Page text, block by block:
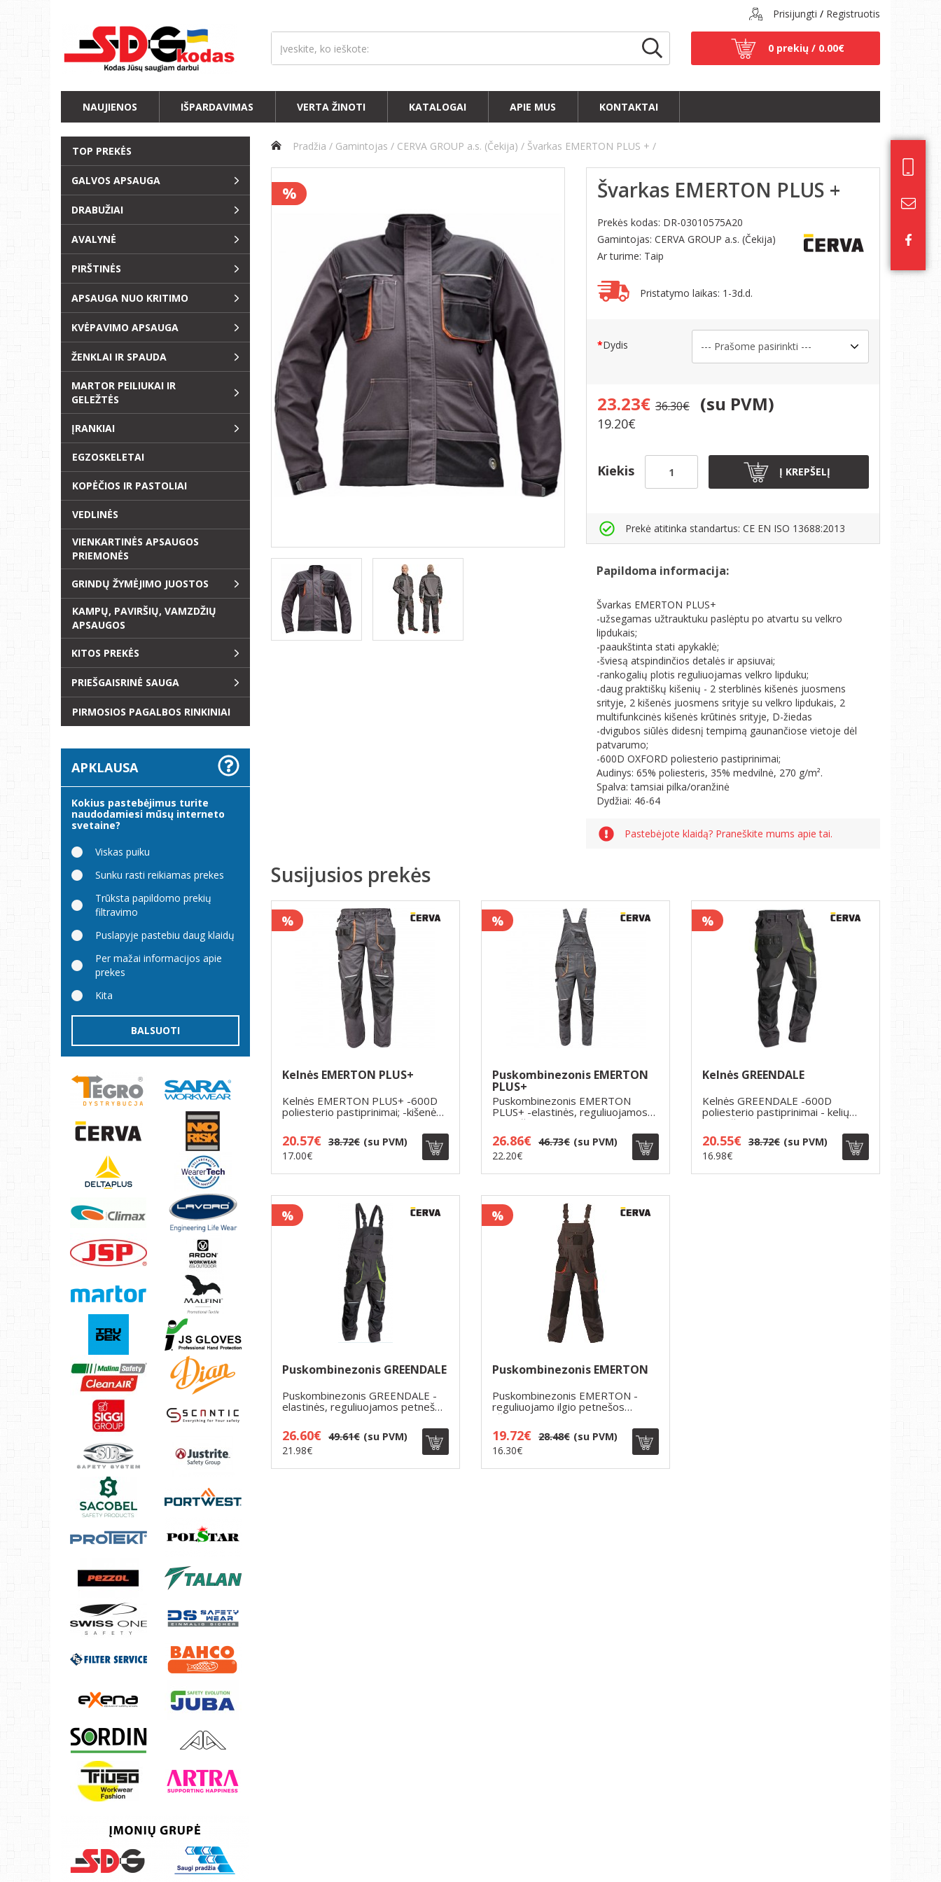
Prisijungti / Registruotis
0 prekių / 0.00€
NAUJIENOS IŠPARDAVIMAS VERTA ŽINOTI KATALOGAI APIE MUS KONTAKTAI
TOP PREKĖS
GALVOS APSAUGA
DRABUŽIAI
AVALYNĖ
PIRŠTINĖS
APSAUGA NUO KRITIMO
KVĖPAVIMO APSAUGA
ŽENKLAI IR SPAUDA
MARTOR PEILIUKAI IR
GELEŽTĖS
ĮRANKIAI
EGZOSKELETAI
KOPĖČIOS IR PASTOLIAI
VEDLINĖS
VIENKARTINĖS APSAUGOS
PRIEMONĖS
GRINDŲ ŽYMĖJIMO JUOSTOS
KAMPŲ, PAVIRŠIŲ, VAMZDŽIŲ
APSAUGOS
KITOS PREKĖS
PRIEŠGAISRINĖ SAUGA
PIRMOSIOS PAGALBOS RINKINIAI
APKLAUSA
Kokius pastebėjimus turite
naudodamiesi mūsų interneto
svetaine?
Viskas puiku
Sunku rasti reikiamas prekes
Trūksta papildomo prekių
filtravimo
Puslapyje pastebiu daug klaidų
Per mažai informacijos apie
prekes
Kita
BALSUOTI
Pradžia Gamintojas CERVA GROUP a.s. (Čekija) Švarkas EMERTON PLUS +
% Švarkas EMERTON PLUS +
Prekės kodas: DR-03010575A20
Gamintojas: CERVA GROUP a.s. (Čekija)
Ar turime: Taip
Pristatymo laikas: 1-3d.d.
Dydis
23.23€ 36.30€ (su PVM)
19.20€
Kiekis Į KREPŠELĮ
Prekė atitinka standartus: CE EN ISO 13688:2013
Papildoma informacija:
Švarkas EMERTON PLUS+
-užsegamas užtrauktuku paslėptu po atvartu su velkro
lipdukais;
-paaukštinta stati apykaklė;
-šviesą atspindinčios detalės ir apsiuvai;
-rankogalių plotis reguliuojamas velkro lipduku;
-daug praktiškų kišenių - 2 sterblinės kišenės juosmens
srityje, 2 kišenės juosmens srityje su velkro lipdukais, 2
multifunkcinės kišenės krūtinės srityje, D-žiedas
-dvigubos siūlės didesnį tempimą gaunančiose vietoje dėl
patvarumo;
-600D OXFORD poliesterio pastiprinimai;
Audinys: 65% poliesteris, 35% medvilnė, 270 g/m².
Spalva: tamsiai pilka/oranžinė
Dydžiai: 46-64
Pastebėjote klaidą? Praneškite mums apie tai.
Susijusios prekės
%
Kelnės EMERTON PLUS+
Kelnės EMERTON PLUS+ -600D
poliesterio pastiprinimai; -kišenės
antke..
20.57€ 38.72€ (su PVM)
17.00€
%
Puskombinezonis EMERTON
PLUS+
Puskombinezonis EMERTON
PLUS+ -elastinės, reguliuojamos
petnešos su p..
26.86€ 46.73€ (su PVM)
22.20€
%
Kelnės GREENDALE
Kelnės GREENDALE -600D
poliesterio pastiprinimai - kelių
sritis iš ab..
20.55€ 38.72€ (su PVM)
16.98€
%
Puskombinezonis GREENDALE
Puskombinezonis GREENDALE -
elastinės, reguliuojamos petnešos
26.60€ 49.61€ (su PVM)
21.98€
%
Puskombinezonis EMERTON
Puskombinezonis EMERTON -
reguliuojamo ilgio petnešos
užsegamos plasti..
19.72€ 28.48€ (su PVM)
16.30€